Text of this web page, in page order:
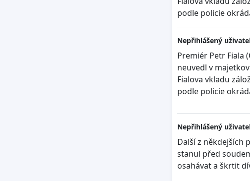
podle policie
Nepřihlášený
Premiér Petr Fiala
neuvedl v
Fialova vkladu
podle policie
Nepřihlášený
Další z někdejších
stanul před
osahávat a škrtit